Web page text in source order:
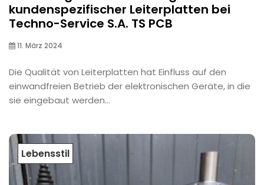
kundenspezifischer Leiterplatten bei
Techno-Service S.A. TS PCB
11. März 2024
Die Qualität von Leiterplatten hat Einfluss auf den
einwandfreien Betrieb der elektronischen Geräte, in die
sie eingebaut werden...
Lebensstil